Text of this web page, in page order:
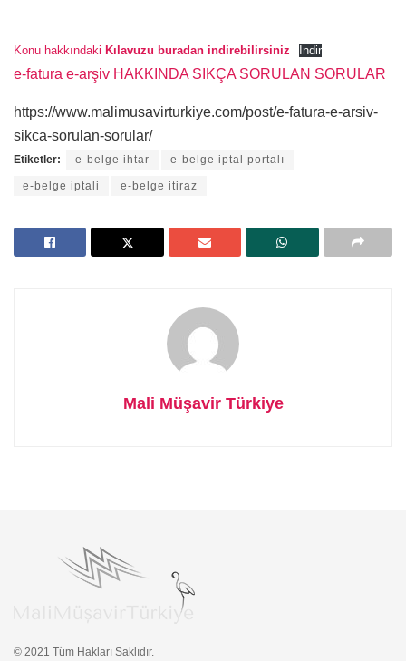
Konu hakkındaki Kılavuzu buradan indirebilirsiniz İndir
e-fatura e-arşiv HAKKINDA SIKÇA SORULAN SORULAR
https://www.malimusavirturkiye.com/post/e-fatura-e-arsiv-
sikca-sorulan-sorular/
Etiketler: e-belge ihtar e-belge iptal portalı
e-belge iptali e-belge itiraz
Mali Müşavir Türkiye
© 2021 Tüm Hakları Saklıdır.